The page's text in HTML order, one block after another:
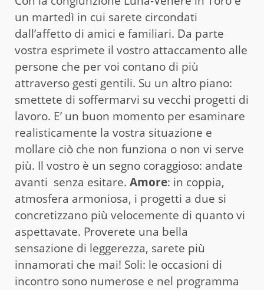
un martedì in cui sarete circondati
dall’affetto di amici e familiari. Da parte
vostra esprimete il vostro attaccamento alle
persone che per voi contano di più
attraverso gesti gentili. Su un altro piano:
smettete di soffermarvi su vecchi progetti di
lavoro. E’ un buon momento per esaminare
realisticamente la vostra situazione e
mollare ciò che non funziona o non vi serve
più. Il vostro è un segno coraggioso: andate
avanti senza esitare. Amore: in coppia,
atmosfera armoniosa, i progetti a due si
concretizzano più velocemente di quanto vi
aspettavate. Proverete una bella
sensazione di leggerezza, sarete più
innamorati che mai! Soli: le occasioni di
incontro sono numerose e nel programma